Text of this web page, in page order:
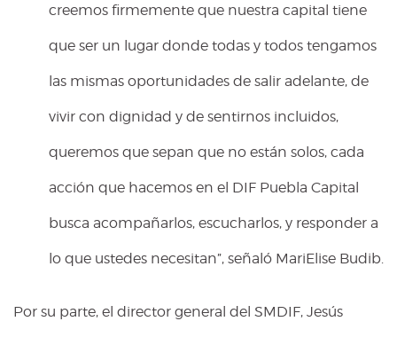
creemos firmemente que nuestra capital tiene
que ser un lugar donde todas y todos tengamos
las mismas oportunidades de salir adelante, de
vivir con dignidad y de sentirnos incluidos,
queremos que sepan que no están solos, cada
acción que hacemos en el DIF Puebla Capital
busca acompañarlos, escucharlos, y responder a
lo que ustedes necesitan”, señaló MariElise Budib.
Por su parte, el director general del SMDIF, Jesús